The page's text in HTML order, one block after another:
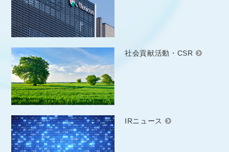
社会貢献活動・CSR
IRニュース